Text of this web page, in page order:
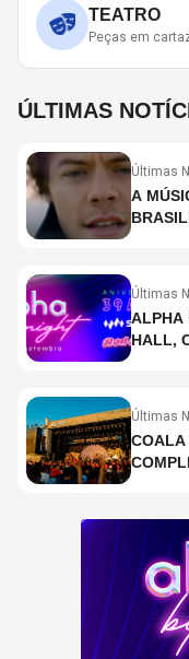
TEATRO
Peças em
ÚLTIMAS
Últimas
A
Últimas
ALPHA
HALL,
Últimas
COALA